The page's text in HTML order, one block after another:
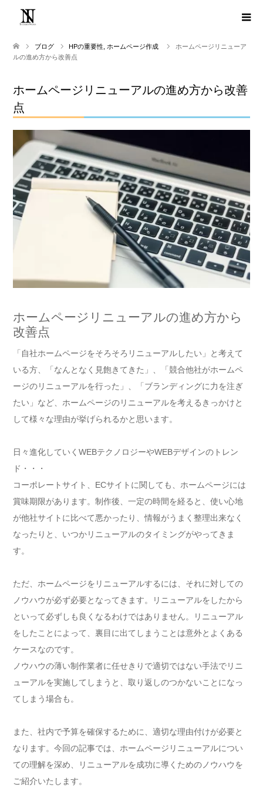
ブログ HPの重要性 ホームページ作成
ホームページリニューア
ルの進め方から改善点
ホームページリニューアルの進め方から改善
点
ホームページリニューアルの進め方から
改善点
「自社ホームページをそろそろリニューアルしたい」と考えて
いる方、「なんとなく見飽きてきた」、「競合他社がホームペ
ージのリニューアルを行った」、「ブランディングに力を注ぎ
たい」など、ホームページのリニューアルを考えるきっかけと
して様々な理由が挙げられるかと思います。
日々進化していくWEBテクノロジーやWEBデザインのトレン
ド・・・
コーポレートサイト、ECサイトに関しても、ホームページには
賞味期限があります。制作後、一定の時間を経ると、使い心地
が他社サイトに比べて悪かったり、情報がうまく整理出来なく
なったりと、いつかリニューアルのタイミングがやってきま
す。
ただ、ホームページをリニューアルするには、それに対しての
ノウハウが必ず必要となってきます。リニューアルをしたから
といって必ずしも良くなるわけではありません。リニューアル
をしたことによって、裏目に出てしまうことは意外とよくある
ケースなのです。
ノウハウの薄い制作業者に任せきりで適切ではない手法でリニ
ューアルを実施してしまうと、取り返しのつかないことになっ
てしまう場合も。
また、社内で予算を確保するために、適切な理由付けが必要と
なります。今回の記事では、ホームページリニューアルについ
ての理解を深め、リニューアルを成功に導くためのノウハウを
ご紹介いたします。